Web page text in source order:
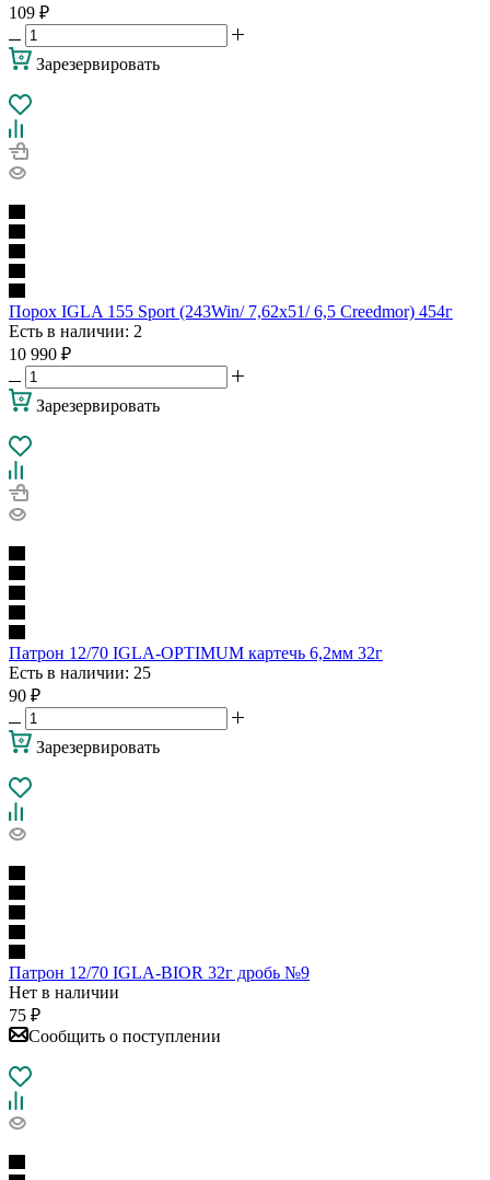
109 ₽
Зарезервировать
Порох IGLA 155 Sport (243Win/ 7,62х51/ 6,5 Creedmor) 454г
Есть в наличии: 2
10 990 ₽
Зарезервировать
Патрон 12/70 IGLA-OPTIMUM картечь 6,2мм 32г
Есть в наличии: 25
90 ₽
Зарезервировать
Патрон 12/70 IGLA-BIOR 32г дробь №9
Нет в наличии
75 ₽
Сообщить о поступлении